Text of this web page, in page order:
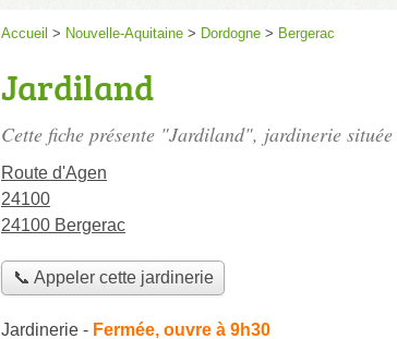
Accueil > Nouvelle-Aquitaine > Dordogne > Bergerac
Jardiland
Cette fiche présente "Jardiland", jardinerie située
Route d'Agen
24100
24100 Bergerac
📞 Appeler cette jardinerie
Jardinerie - Fermée, ouvre à 9h30